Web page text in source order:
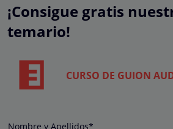
¡Consigue gratis
temario!
CURSO DE GUION
Nombre y Apellidos*